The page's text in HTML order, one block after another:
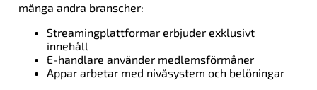
många andra branscher:
Streamingplattformar erbjuder exklusivt
innehåll
E-handlare använder medlemsförmåner
Appar arbetar med nivåsystem och belöningar